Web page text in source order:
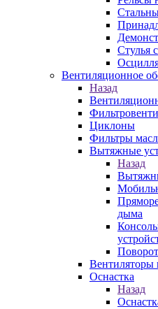
Стулья
Вентиляционное
Назад
Циклоны
Фильтры
Вытяжные
Назад
дыма
Вентиляторы
Оснастка
Назад